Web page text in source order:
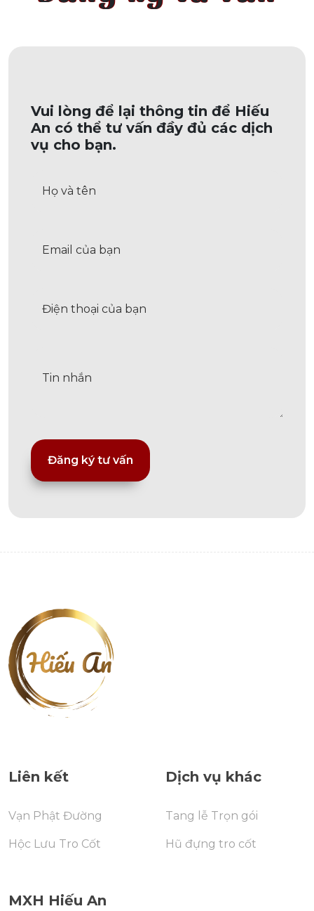
Vui lòng để lại thông tin để Hiếu
An có thể tư vấn đầy đủ các dịch
vụ cho bạn.
Liên kết
Vạn Phật Đường
Hộc Lưu Tro Cốt
Dịch vụ khác
Tang lễ Trọn gói
Hũ đựng tro cốt
MXH Hiếu An